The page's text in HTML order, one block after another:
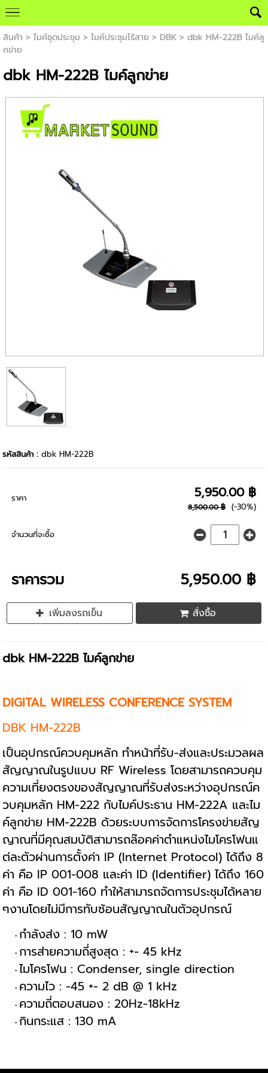
สินค้า > ไมค์ชุดประชุม > ไมค์ประชุมไร้สาย > DBK> dbk HM-222B ไมค์ลู
กข่าย
dbk HM-222B ไมค์ลูกข่าย
รหัสสินค้า :dbk HM-222B
ราคา 5,950.00 ฿
8,500.00 ฿ (-30%)
จำนวนที่จะซื้อ
ราคารวม 5,950.00 ฿
เพิ่มลงรถเข็น สั่งซื้อ
dbk HM-222B ไมค์ลูกข่าย
DIGITAL WIRELESS CONFERENCE SYSTEM
DBK HM-222B
เป็นอุปกรณ์ควบคุมหลัก ทำหน้าที่รับ-ส่งและประมวลผล
สัญญาณในรูปแบบ RF Wireless โดยสามารถควบคุม
ความเที่ยงตรงของสัญญาณที่รับส่งระหว่างอุปกรณ์ค
วบคุมหลัก HM-222 กับไมค์ประธาน HM-222A และไม
ค์ลูกข่าย HM-222B ด้วยระบบการจัดการโครงข่ายสัญ
ญาณที่มีคุณสมบัติสามารถล๊อคค่าตำแหน่งไมโครโฟนแ
ต่ละตัวผ่านการตั้งค่า IP (Internet Protocol) ได้ถึง 8
ค่า คือ IP 001-008 และค่า ID (Identifier) ได้ถึง 160
ค่า คือ ID 001-160 ทำให้สามารถจัดการประชุมได้หลาย
ๆงานโดยไม่มีการทับซ้อนสัญญาณในตัวอุปกรณ์
กำลังส่ง : 10 mW
การส่ายความถี่สูงสุด : +- 45 kHz
ไมโครโฟน : Condenser, single direction
ความไว : -45 +- 2 dB @ 1 kHz
ความถี่ตอบสนอง : 20Hz-18kHz
กินกระแส : 130 mA